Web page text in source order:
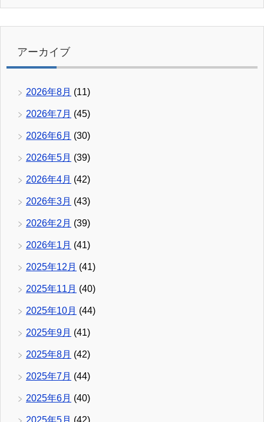
アーカイブ
2026年8月 (11)
2026年7月 (45)
2026年6月 (30)
2026年5月 (39)
2026年4月 (42)
2026年3月 (43)
2026年2月 (39)
2026年1月 (41)
2025年12月 (41)
2025年11月 (40)
2025年10月 (44)
2025年9月 (41)
2025年8月 (42)
2025年7月 (44)
2025年6月 (40)